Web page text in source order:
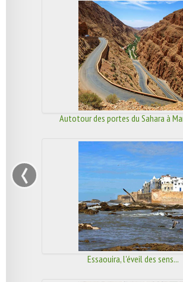
Autotour des portes du Sahara à
Essaouira, l'éveil des sens...
‹